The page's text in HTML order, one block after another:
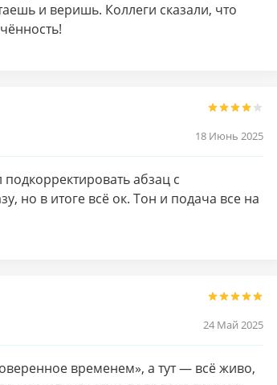
и веришь. Коллеги сказали, что
18 Июнь 2025
абзац с
но в итоге всё ок. Тон и подача все на
24 Май 2025
временем», а тут — всё живо,